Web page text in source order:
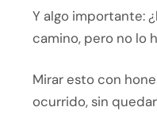
Y algo importante:
camino, pero no lo
Mirar esto con
ocurrido, sin